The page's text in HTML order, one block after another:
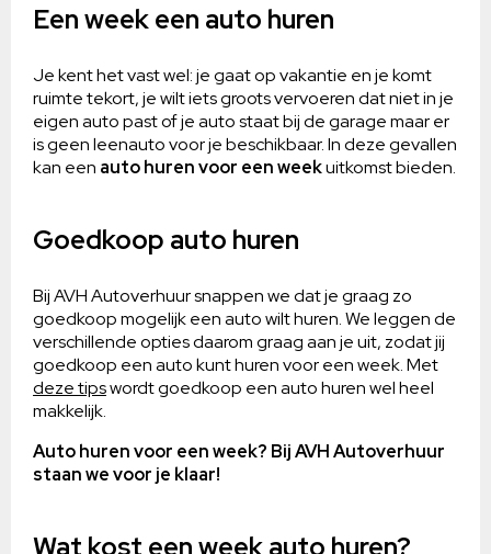
Een week een auto huren
Je kent het vast wel: je gaat op vakantie en je komt
ruimte tekort, je wilt iets groots vervoeren dat niet in je
eigen auto past of je auto staat bij de garage maar er
is geen leenauto voor je beschikbaar. In deze gevallen
kan een auto huren voor een weekuitkomst bieden.
Goedkoop auto huren
Bij AVH Autoverhuur snappen we dat je graag zo
goedkoop mogelijk een auto wilt huren. We leggen de
verschillende opties daarom graag aan je uit, zodat jij
goedkoop een auto kunt huren voor een week. Met
deze tipswordt goedkoop een auto huren wel heel
makkelijk.
Auto huren voor een week? Bij AVH Autoverhuur
staan we voor je klaar!
Wat kost een week auto huren?